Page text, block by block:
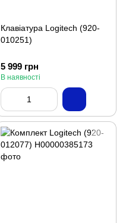
Клавіатура Logitech (920-
010251)
5 999 грн
В наявності